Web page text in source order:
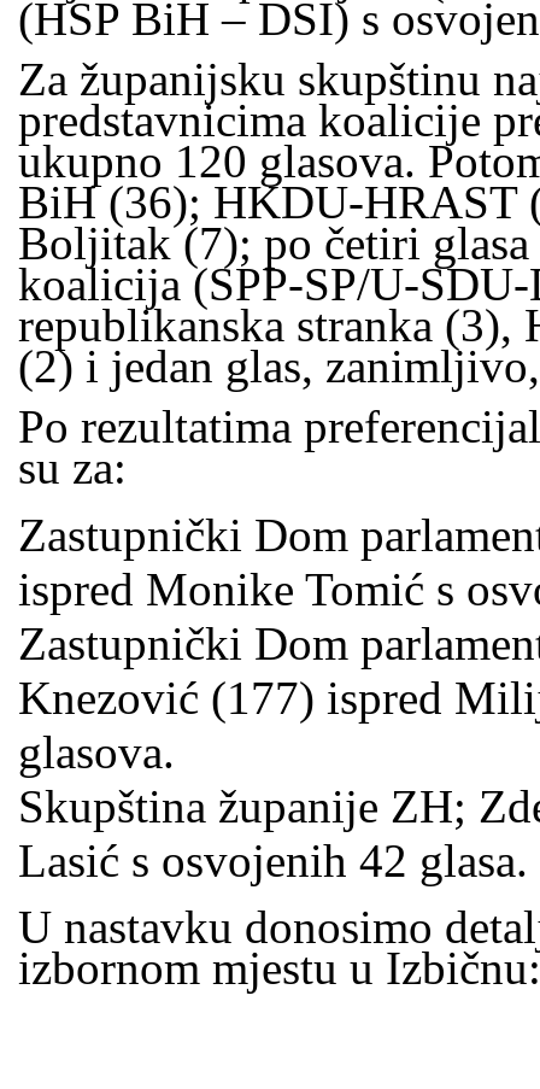
(HSP BiH – DSI) s
Za županijsku skupštinu
predstavnicima koalicije
ukupno 120 glasova.
BiH (36); HKDU-HRAST
Boljitak (7); po četiri
koalicija (SPP-SP/U-
republikanska stranka (3),
(2) i jedan glas,
Po rezultatima
su za:
Zastupnički Dom
ispred Monike Tomić s
Zastupnički Dom
Knezović (177) ispred
glasova.
Skupština županije ZH;
Lasić s osvojenih 42 glasa.
U nastavku donosimo
izbornom mjestu u Izbičnu: